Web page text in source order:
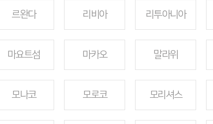
르완다 리비아 리투아니아
마요트섬 마카오 말라위
모나코 모로코 모리셔스